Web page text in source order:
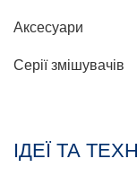
Аксесуари
Серії змішувачів
ІДЕЇ ТА